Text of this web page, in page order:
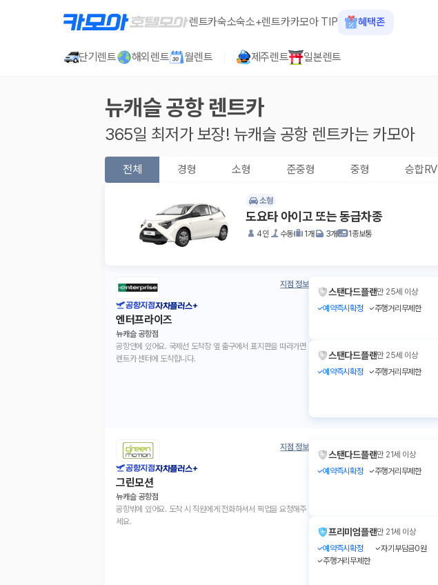
렌트카숙소숙소+렌트카카모아 TIP 혜택존
단기렌트 해외렌트 월렌트 제주렌트 일본렌트
뉴캐슬 공항렌트카
365일 최저가 보장! 뉴캐슬 공항 렌트카는 카모아
전체 경형 소형 준중형 중형 승합RV
소형
도요타 아이고 또는 동급차종
4인 수동 1개 3개
1종보통
지점 정보
공항지점자차플러스+
엔터프라이즈
뉴캐슬 공항점
공항안에 있어요. 국제선 도착장 옆 출구에서 표지판을 따라가면
렌트카 센터에 도착합니다.
스탠다드플랜만 25세 이상
예약즉시확정
주행거리무제한
스탠다드플랜만 25세 이상
예약즉시확정
주행거리무제한
지점 정보
공항지점자차플러스+
그린모션
뉴캐슬 공항점
공항밖에 있어요. 도착 시 직원에게 전화하셔서 픽업을 요청해주
세요.
스탠다드플랜만 21세 이상
예약즉시확정
주행거리무제한
프리미엄플랜만 21세 이상
예약즉시확정
자기부담금0원
주행거리무제한